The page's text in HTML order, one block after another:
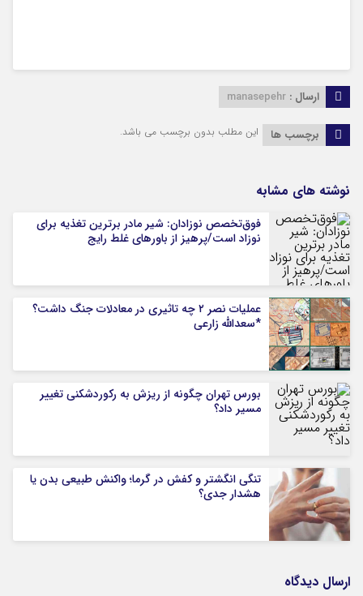
ارسال : manasepehr
برچسب ها این مطلب بدون برچسب می باشد.
نوشته های مشابه
فوق‌تخصص نوزادان: شیر مادر برترین تغذیه برای
نوزاد است/پرهیز از باورهای غلط رایج
عملیات نصر ۲ چه تاثیری در معادلات جنگ داشت؟
*سعدالله زارعی
بورس تهران چگونه از ریزش به رکوردشکنی تغییر
مسیر داد؟
تنگی انگشتر و کفش در گرما؛ واکنش طبیعی بدن یا
هشدار جدی؟
ارسال دیدگاه